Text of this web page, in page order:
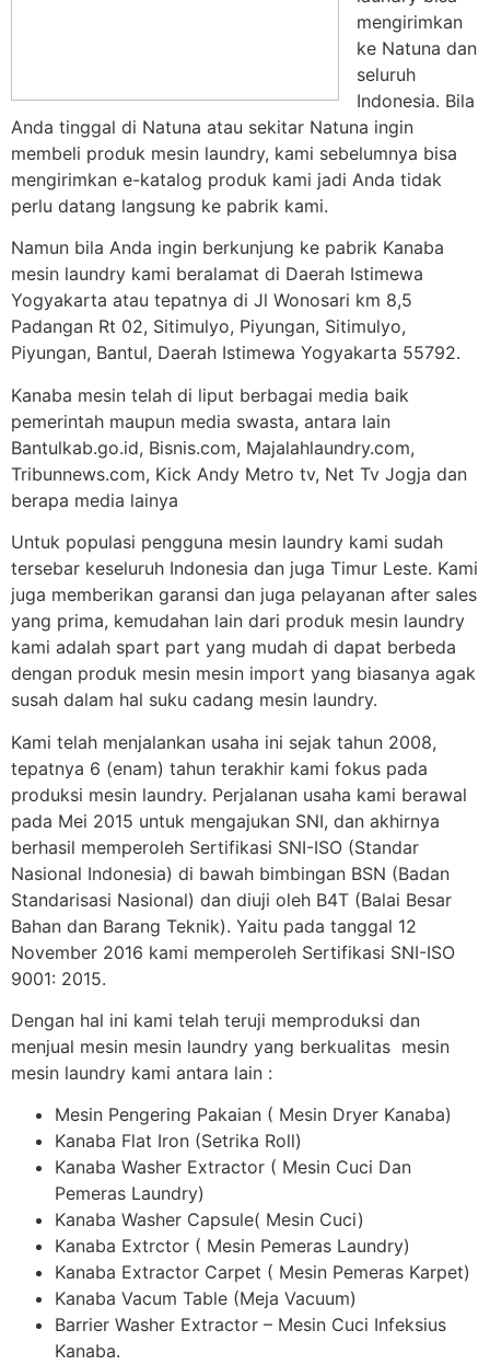
mengirimkan
ke Natuna dan
seluruh
Indonesia. Bila
Anda tinggal di Natuna atau sekitar Natuna ingin
membeli produk mesin laundry, kami sebelumnya bisa
mengirimkan e-katalog produk kami jadi Anda tidak
perlu datang langsung ke pabrik kami.
Namun bila Anda ingin berkunjung ke pabrik Kanaba
mesin laundry kami beralamat di Daerah Istimewa
Yogyakarta atau tepatnya di Jl Wonosari km 8,5
Padangan Rt 02, Sitimulyo, Piyungan, Sitimulyo,
Piyungan, Bantul, Daerah Istimewa Yogyakarta 55792.
Kanaba mesin telah di liput berbagai media baik
pemerintah maupun media swasta, antara lain
Bantulkab.go.id, Bisnis.com, Majalahlaundry.com,
Tribunnews.com, Kick Andy Metro tv, Net Tv Jogja dan
berapa media lainya
Untuk populasi pengguna mesin laundry kami sudah
tersebar keseluruh Indonesia dan juga Timur Leste. Kami
juga memberikan garansi dan juga pelayanan after sales
yang prima, kemudahan lain dari produk mesin laundry
kami adalah spart part yang mudah di dapat berbeda
dengan produk mesin mesin import yang biasanya agak
susah dalam hal suku cadang mesin laundry.
Kami telah menjalankan usaha ini sejak tahun 2008,
tepatnya 6 (enam) tahun terakhir kami fokus pada
produksi mesin laundry. Perjalanan usaha kami berawal
pada Mei 2015 untuk mengajukan SNI, dan akhirnya
berhasil memperoleh Sertifikasi SNI-ISO (Standar
Nasional Indonesia) di bawah bimbingan BSN (Badan
Standarisasi Nasional) dan diuji oleh B4T (Balai Besar
Bahan dan Barang Teknik). Yaitu pada tanggal 12
November 2016 kami memperoleh Sertifikasi SNI-ISO
9001: 2015.
Dengan hal ini kami telah teruji memproduksi dan
menjual mesin mesin laundry yang berkualitas mesin
mesin laundry kami antara lain :
Mesin Pengering Pakaian ( Mesin Dryer Kanaba)
Kanaba Flat Iron (Setrika Roll)
Kanaba Washer Extractor ( Mesin Cuci Dan
Pemeras Laundry)
Kanaba Washer Capsule( Mesin Cuci)
Kanaba Extrctor ( Mesin Pemeras Laundry)
Kanaba Extractor Carpet ( Mesin Pemeras Karpet)
Kanaba Vacum Table (Meja Vacuum)
Barrier Washer Extractor – Mesin Cuci Infeksius
Kanaba.